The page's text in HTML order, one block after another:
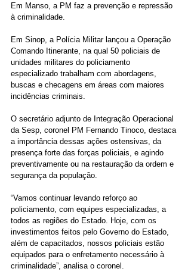
Em Manso, a PM faz a prevenção e repressão
à criminalidade.
Em Sinop, a Polícia Militar lançou a Operação
Comando Itinerante, na qual 50 policiais de
unidades militares do policiamento
especializado trabalham com abordagens,
buscas e checagens em áreas com maiores
incidências criminais.
O secretário adjunto de Integração Operacional
da Sesp, coronel PM Fernando Tinoco, destaca
a importância dessas ações ostensivas, da
presença forte das forças policiais, e agindo
preventivamente ou na restauração da ordem e
segurança da população.
“Vamos continuar levando reforço ao
policiamento, com equipes especializadas, a
todos as regiões do Estado. Hoje, com os
investimentos feitos pelo Governo do Estado,
além de capacitados, nossos policiais estão
equipados para o enfretamento necessário à
criminalidade”, analisa o coronel.